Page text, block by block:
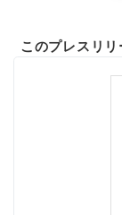
このプレスリ